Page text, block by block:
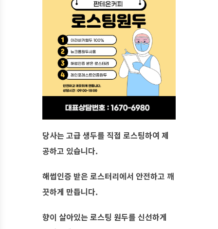
당사는 고급 생두를 직접 로스팅하여 제
공하고 있습니다.
해썹인증 받은 로스터리에서 안전하고 깨
끗하게 만듭니다.
향이 살아있는 로스팅 원두를 신선하게